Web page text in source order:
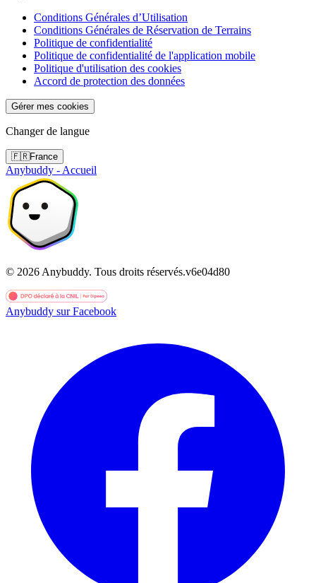
Conditions Générales d’Utilisation
Conditions Générales de Réservation de Terrains
Politique de confidentialité
Politique de confidentialité de l'application mobile
Politique d'utilisation des cookies
Accord de protection des données
Gérer mes cookies
Changer de langue
🇫🇷France
Anybuddy - Accueil
© 2026 Anybuddy. Tous droits réservés.v6e04d80
Anybuddy sur Facebook